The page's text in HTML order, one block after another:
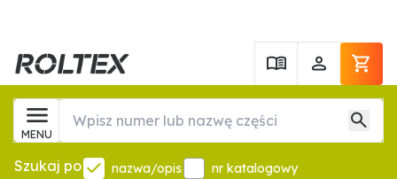
MENU
Szukaj po nazwa/opis nr katalogowy